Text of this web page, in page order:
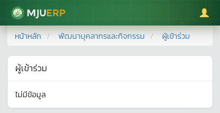
มหาวิทยาลัยแม่โจ้
หน้าหลัก พัฒนาบุคลากรและกิจกรรม ผู้เข้าร่วม
ผู้เข้าร่วม
ไม่มีข้อมูล